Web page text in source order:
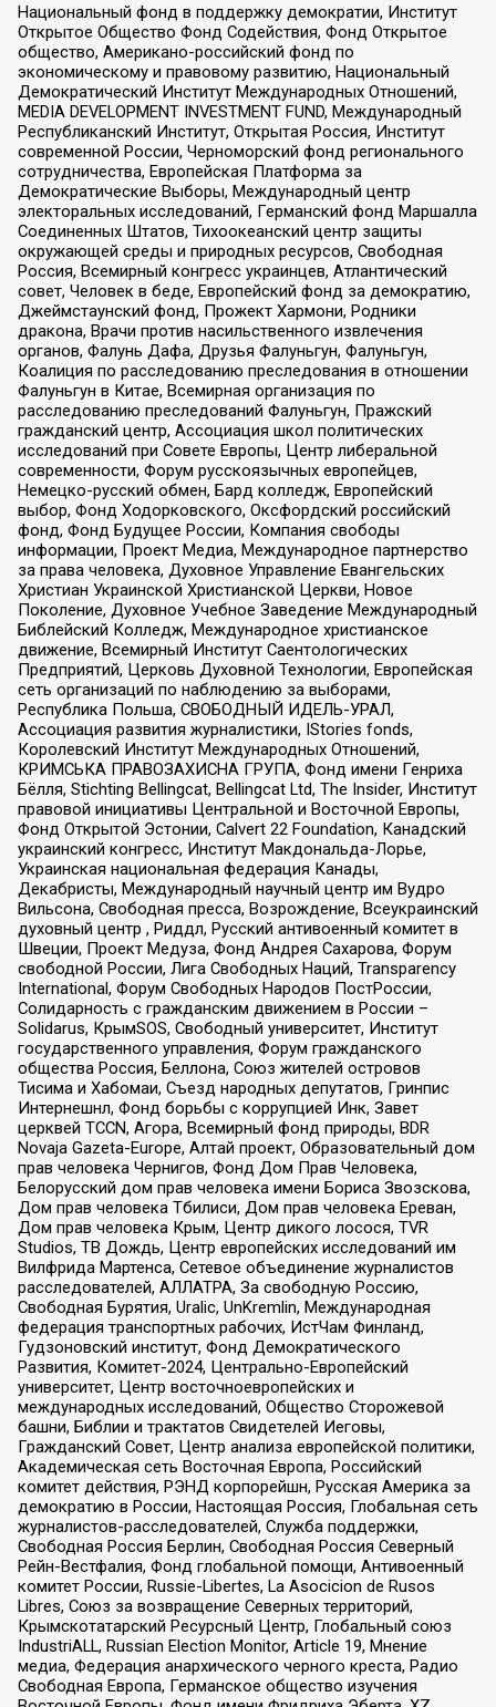
Национальный фонд в поддержку демократии, Институт
Открытое Общество Фонд Содействия, Фонд Открытое
общество, Американо-российский фонд по
экономическому и правовому развитию, Национальный
Демократический Институт Международных Отношений,
MEDIA DEVELOPMENT INVESTMENT FUND, Международный
Республиканский Институт, Открытая Россия, Институт
современной России, Черноморский фонд регионального
сотрудничества, Европейская Платформа за
Демократические Выборы, Международный центр
электоральных исследований, Германский фонд Маршалла
Соединенных Штатов, Тихоокеанский центр защиты
окружающей среды и природных ресурсов, Свободная
Россия, Всемирный конгресс украинцев, Атлантический
совет, Человек в беде, Европейский фонд за демократию,
Джеймстаунский фонд, Прожект Хармони, Родники
дракона, Врачи против насильственного извлечения
органов, Фалунь Дафа, Друзья Фалуньгун, Фалуньгун,
Коалиция по расследованию преследования в отношении
Фалуньгун в Китае, Всемирная организация по
расследованию преследований Фалуньгун, Пражский
гражданский центр, Ассоциация школ политических
исследований при Совете Европы, Центр либеральной
современности, Форум русскоязычных европейцев,
Немецко-русский обмен, Бард колледж, Европейский
выбор, Фонд Ходорковского, Оксфордский российский
фонд, Фонд Будущее России, Компания свободы
информации, Проект Медиа, Международное партнерство
за права человека, Духовное Управление Евангельских
Христиан Украинской Христианской Церкви, Новое
Поколение, Духовное Учебное Заведение Международный
Библейский Колледж, Международное христианское
движение, Всемирный Институт Саентологических
Предприятий, Церковь Духовной Технологии, Европейская
сеть организаций по наблюдению за выборами,
Республика Польша, СВОБОДНЫЙ ИДЕЛЬ-УРАЛ,
Ассоциация развития журналистики, IStories fonds,
Королевский Институт Международных Отношений,
КРИМСЬКА ПРАВОЗАХИСНА ГРУПА, Фонд имени Генриха
Бёлля, Stichting Bellingcat, Bellingcat Ltd, The Insider, Институт
правовой инициативы Центральной и Восточной Европы,
Фонд Открытой Эстонии, Calvert 22 Foundation, Канадский
украинский конгресс, Институт Макдональда-Лорье,
Украинская национальная федерация Канады,
Декабристы, Международный научный центр им Вудро
Вильсона, Свободная пресса, Возрождение, Всеукраинский
духовный центр , Риддл, Русский антивоенный комитет в
Швеции, Проект Медуза, Фонд Андрея Сахарова, Форум
свободной России, Лига Свободных Наций, Transparеncy
International, Форум Свободных Народов ПостРоссии,
Солидарность с гражданским движением в России –
Solidarus, КрымSOS, Свободный университет, Институт
государственного управления, Форум гражданского
общества Россия, Беллона, Союз жителей островов
Тисима и Хабомаи, Съезд народных депутатов, Гринпис
Интернешнл, Фонд борьбы с коррупцией Инк, Завет
церквей TCCN, Агора, Всемирный фонд природы, BDR
Novaja Gazeta-Europe, Алтай проект, Образовательный дом
прав человека Чернигов, Фонд Дом Прав Человека,
Белорусский дом прав человека имени Бориса Звозскова,
Дом прав человека Тбилиси, Дом прав человека Ереван,
Дом прав человека Крым, Центр дикого лосося, TVR
Studios, ТВ Дождь, Центр европейских исследований им
Вилфрида Мартенса, Сетевое объединение журналистов
расследователей, АЛЛАТРА, За свободную Россию,
Свободная Бурятия, Uralic, UnKremlin, Международная
федерация транспортных рабочих, ИстЧам Финланд,
Гудзоновский институт, Фонд Демократического
Развития, Комитет-2024, Центрально-Европейский
университет, Центр восточноевропейских и
международных исследований, Общество Сторожевой
башни, Библии и трактатов Свидетелей Иеговы,
Гражданский Совет, Центр анализа европейской политики,
Академическая сеть Восточная Европа, Российский
комитет действия, РЭНД корпорейшн, Русская Америка за
демократию в России, Настоящая Россия, Глобальная сеть
журналистов-расследователей, Служба поддержки,
Свободная Россия Берлин, Свободная Россия Северный
Рейн-Вестфалия, Фонд глобальной помощи, Антивоенный
комитет России, Russie-Libertes, La Asocicion de Rusos
Libres, Союз за возвращение Северных территорий,
Крымскотатарский Ресурсный Центр, Глобальный союз
IndustriALL, Russian Election Monitor, Article 19, Мнение
медиа, Федерация анархического черного креста, Радио
Свободная Европа, Германское общество изучения